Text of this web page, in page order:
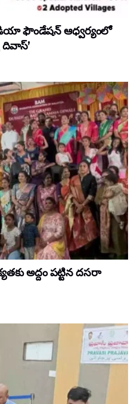
ఫౌండేషన్ ఆధ్వర్యంలో
దివాస్’
అద్దం పట్టిన దసరా